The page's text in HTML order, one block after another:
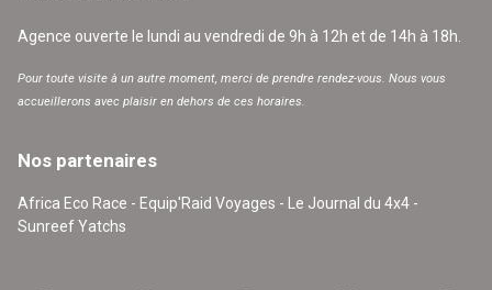
Agence ouverte le lundi au vendredi de 9h à 12h et de 14h à 18h.
Pour toute visite à un autre moment, merci de prendre rendez-vous. Nous vous
accueillerons avec plaisir en dehors de ces horaires.
Nos partenaires
Africa Eco Race - Equip'Raid Voyages - Le Journal du 4x4 -
Sunreef Yatchs